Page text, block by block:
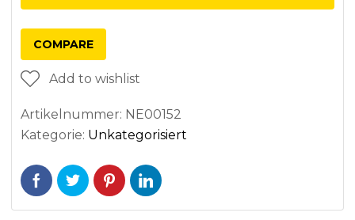
COMPARE
Add to wishlist
Artikelnummer: NE00152
Kategorie: Unkategorisiert